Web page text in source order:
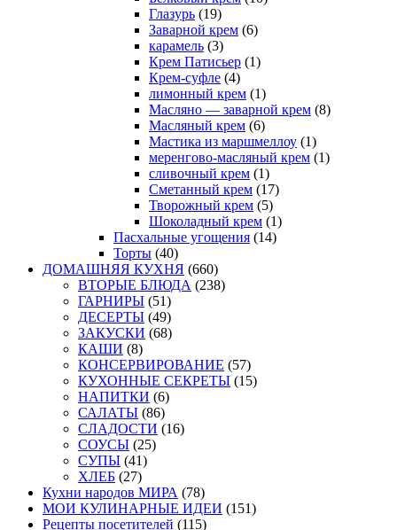
Глазурь (19)
Заварной крем (6)
карамель (3)
Крем Патисьер (1)
Крем-суфле (4)
лимонный крем (1)
Масляно — заварной крем (8)
Масляный крем (6)
Мастика из маршмеллоу (1)
меренгово-масляный крем (1)
сливочный крем (1)
Сметанный крем (17)
Творожный крем (5)
Шоколадный крем (1)
Пасхальные угощения (14)
Торты (40)
ДОМАШНЯЯ КУХНЯ (660)
ВТОРЫЕ БЛЮДА (238)
ГАРНИРЫ (51)
ДЕСЕРТЫ (49)
ЗАКУСКИ (68)
КАШИ (8)
КОНСЕРВИРОВАНИЕ (57)
КУХОННЫЕ СЕКРЕТЫ (15)
НАПИТКИ (6)
САЛАТЫ (86)
СЛАДОСТИ (16)
СОУСЫ (25)
СУПЫ (41)
ХЛЕБ (27)
Кухни народов МИРА (78)
МОИ КУЛИНАРНЫЕ ИДЕИ (151)
Рецепты посетителей (115)